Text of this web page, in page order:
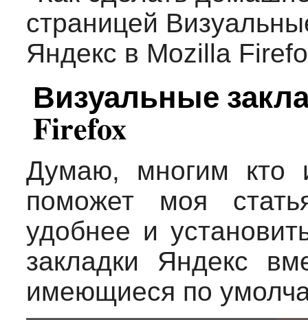
Визуальные
Firefox
Думаю, многим кто
поможет моя
удобнее и
закладки Яндекс
имеющиеся по